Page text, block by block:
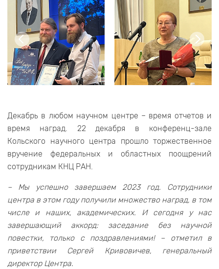
Декабрь в любом научном центре – время отчетов и
время наград. 22 декабря в конференц-зале
Кольского научного центра прошло торжественное
вручение федеральных и областных поощрений
сотрудникам КНЦ РАН.
– Мы успешно завершаем 2023 год. Сотрудники
центра в этом году получили множество наград, в том
числе и наших, академических. И сегодня у нас
завершающий аккорд: заседание без научной
повестки, только с поздравлениями! – отметил в
приветствии Сергей Кривовичев, генеральный
директор Центра.